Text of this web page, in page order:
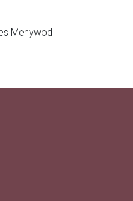
Menywod